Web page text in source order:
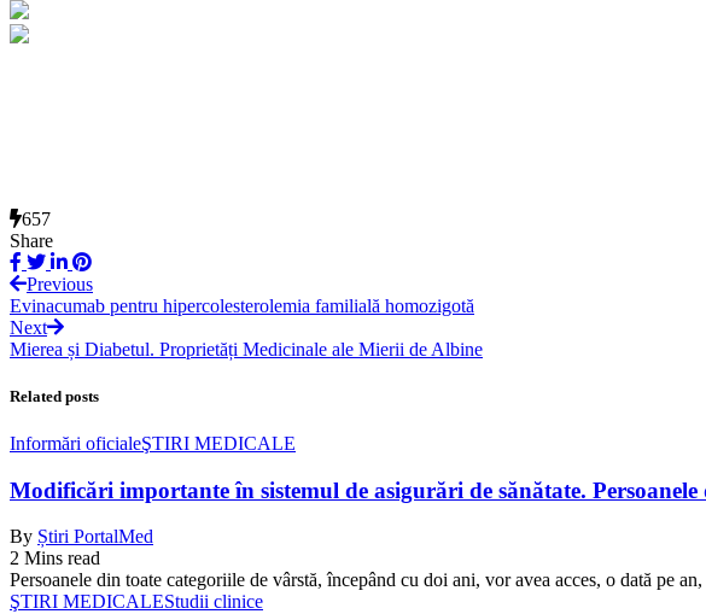
657
Share
Previous
Evinacumab pentru hipercolesterolemia familială homozigotă
Next
Mierea și Diabetul. Proprietăți Medicinale ale Mierii de Albine
Related posts
Informări oficialeŞTIRI MEDICALE
Modificări importante în sistemul de asigurări de sănătate.
By Știri PortalMed
2 Mins read
Persoanele din toate categoriile de vârstă, începând cu doi ani, vor avea acces, o dată pe
ŞTIRI MEDICALEStudii clinice